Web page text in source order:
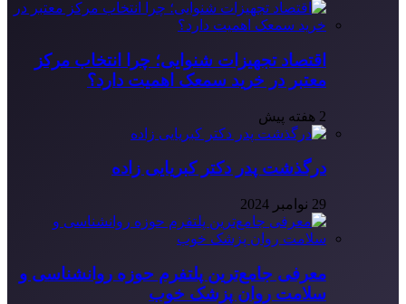
اقتصاد تجهیزات شنوایی؛ چرا انتخاب مرکز
معتبر در خرید سمعک اهمیت دارد؟
2 هفته پیش
درگذشت پدر دکتر کبریایی زاده
29 نوامبر 2024
معرفی جامع‌ترین پلتفرم حوزه روانشناسی و
سلامت روان پزشک خوب